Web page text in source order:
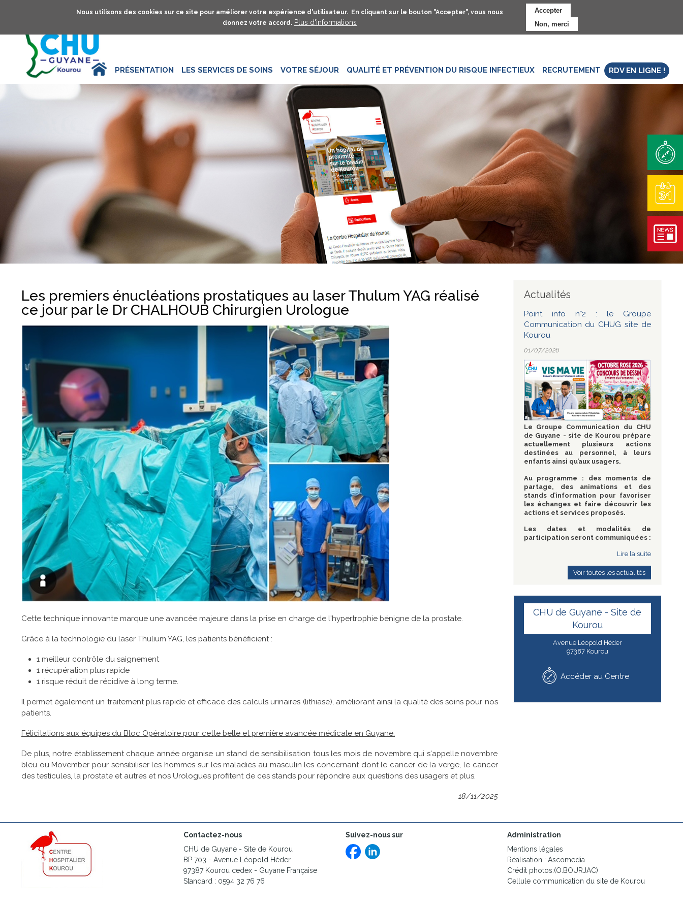
Nous utilisons des cookies sur ce site pour améliorer votre expérience d'utilisateur. En cliquant sur le bouton "Accepter", vous nous
donnez votre accord. Plus d'informations
Accepter
Non, merci
au
contenu
ACCUEIL PRÉSENTATION LES SERVICES DE SOINS VOTRE SÉJOUR QUALITÉ ET PRÉVENTION DU RISQUE INFECTIEUX RECRUTEMENT RDV EN LIGNE !
Les premiers énucléations prostatiques au laser Thulum YAG réalisé
ce jour par le Dr CHALHOUB Chirurgien Urologue
Cette technique innovante marque une avancée majeure dans la prise en charge de l'hypertrophie bénigne de la prostate.
Grâce à la technologie du laser Thulium YAG, les patients bénéficient :
1 meilleur contrôle du saignement
1 récupération plus rapide
1 risque réduit de récidive à long terme.
Il permet également un traitement plus rapide et efficace des calculs urinaires (lithiase), améliorant ainsi la qualité des soins pour nos
patients.
Félicitations aux équipes du Bloc Opératoire pour cette belle et première avancée médicale en Guyane.
De plus, notre établissement chaque année organise un stand de sensibilisation tous les mois de novembre qui s'appelle novembre
bleu ou Movember pour sensibiliser les hommes sur les maladies au masculin les concernant dont le cancer de la verge, le cancer
des testicules, la prostate et autres et nos Urologues profitent de ces stands pour répondre aux questions des usagers et plus.
18/11/2025
Actualités
Point info n°2 : le Groupe
Communication du CHUG site de
Kourou
01/07/2026
Le Groupe Communication du CHU
de Guyane - site de Kourou prépare
actuellement plusieurs actions
destinées au personnel, à leurs
enfants ainsi qu’aux usagers.
Au programme : des moments de
partage, des animations et des
stands d’information pour favoriser
les échanges et faire découvrir les
actions et services proposés.
Les dates et modalités de
participation seront communiquées :
Lire la suite
Voir toutes les actualités
CHU de Guyane - Site de
Kourou
Avenue Léopold Héder
97387 Kourou
Accéder au Centre
Contactez-nous
CHU de Guyane - Site de Kourou
BP 703 - Avenue Léopold Héder
97387 Kourou cedex - Guyane Française
Standard : 0594 32 76 76
Suivez-nous sur
Administration
Mentions légales
Réalisation : Ascomedia
Crédit photos:(O.BOURJAC)
Cellule communication du site de Kourou